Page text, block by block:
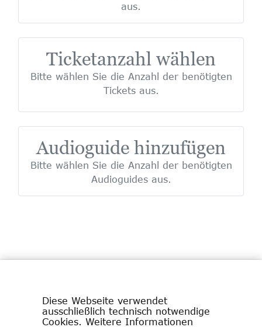
Diese Webseite verwendet
ausschließlich technisch notwendige
Cookies. Weitere Informationen
aus.
Ticketanzahl wählen
Bitte wählen Sie die Anzahl der benötigten
Tickets aus.
Audioguide hinzufügen
Bitte wählen Sie die Anzahl der benötigten
Audioguides aus.